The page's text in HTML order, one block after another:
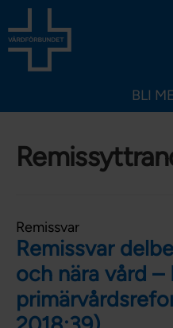
BLI
Remissvar
Remissvar
och nära vård –